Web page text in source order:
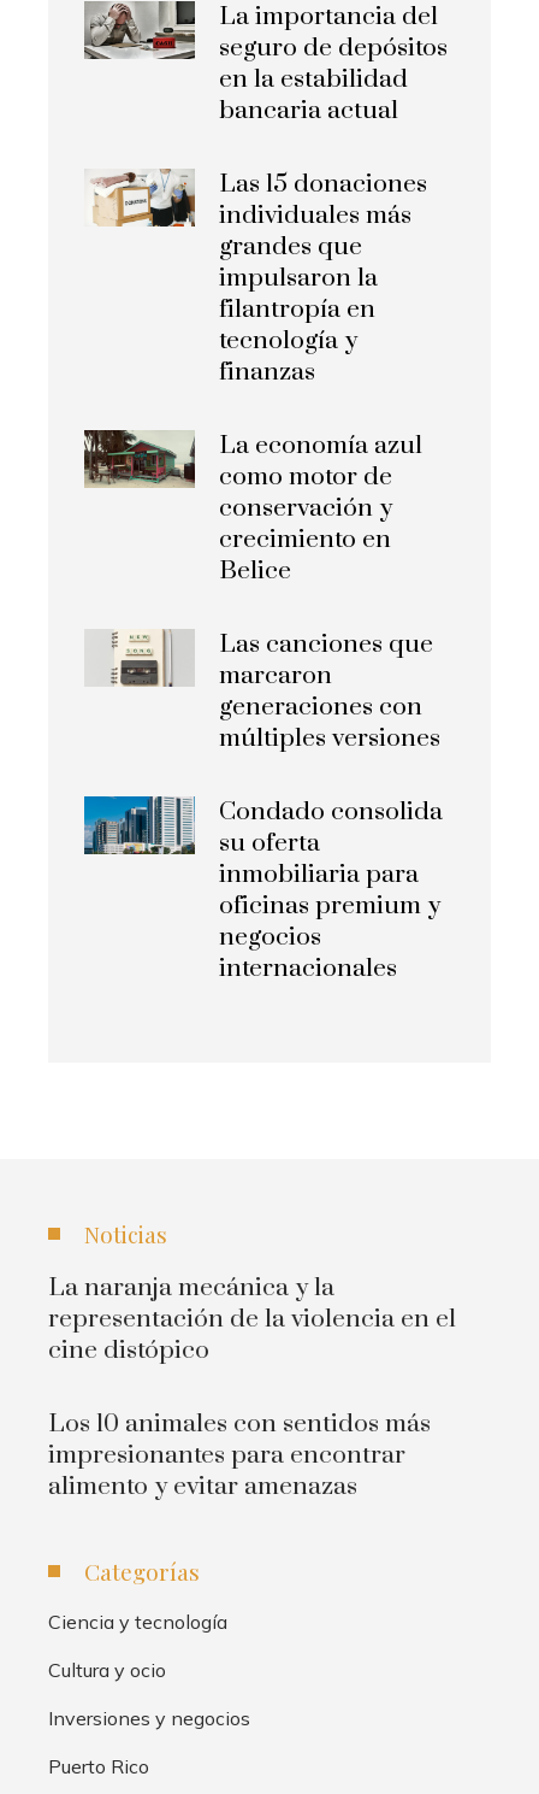
La importancia del
seguro de depósitos
en la estabilidad
bancaria actual
Las 15 donaciones
individuales más
grandes que
impulsaron la
filantropía en
tecnología y
finanzas
La economía azul
como motor de
conservación y
crecimiento en
Belice
Las canciones que
marcaron
generaciones con
múltiples versiones
Condado consolida
su oferta
inmobiliaria para
oficinas premium y
negocios
internacionales
Noticias
La naranja mecánica y la
representación de la violencia en el
cine distópico
Los 10 animales con sentidos más
impresionantes para encontrar
alimento y evitar amenazas
Categorías
Ciencia y tecnología
Cultura y ocio
Inversiones y negocios
Puerto Rico